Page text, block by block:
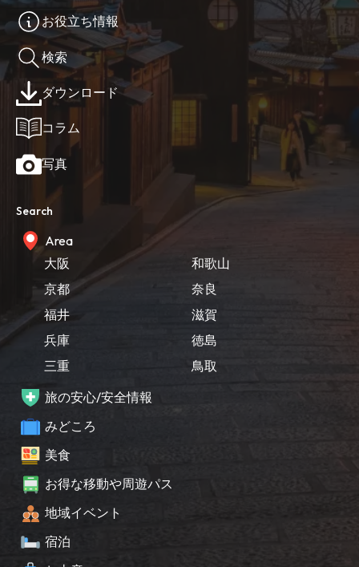
お役立ち情報
検索
ダウンロード
コラム
写真
Search
Area
大阪
京都
福井
兵庫
三重
和歌山
奈良
滋賀
徳島
鳥取
旅の安心/安全情報
みどころ
美食
お得な移動や周遊パス
地域イベント
宿泊